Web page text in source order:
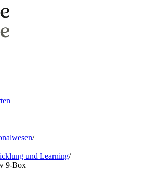
/
und Learning/
9-Box